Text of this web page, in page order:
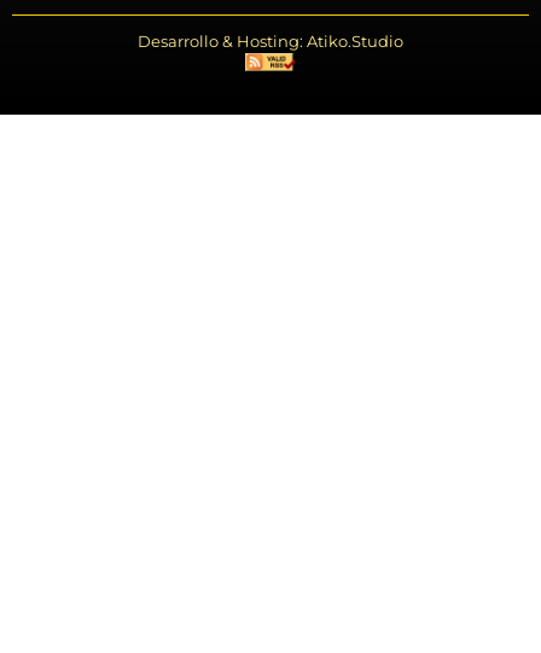
Desarrollo & Hosting: Atiko.Studio